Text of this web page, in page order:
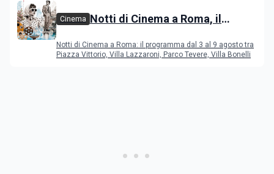
Cinema Notti di Cinema a Roma, il
Notti di Cinema a Roma: il programma dal 3 al 9 agosto tra
Piazza Vittorio, Villa Lazzaroni, Parco Tevere, Villa Bonelli